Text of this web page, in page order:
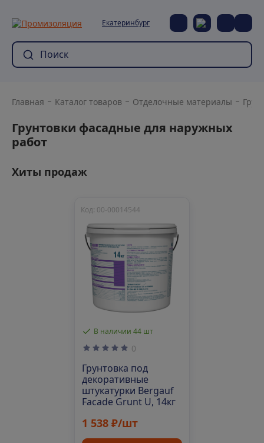
Екатеринбург
Главная Каталог товаров Отделочные материалы
Грунтовки фасадные для наружных
работ
Хиты продаж
В наличии 44 шт
Код: 00-00014544
0
Грунтовка под
декоративные
штукатурки Bergauf
Facade Grunt U, 14кг
1 538 ₽/шт